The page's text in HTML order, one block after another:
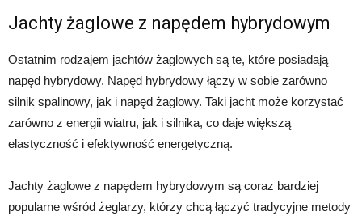
Jachty żaglowe z napędem hybrydowym
Ostatnim rodzajem jachtów żaglowych są te, które posiadają
napęd hybrydowy. Napęd hybrydowy łączy w sobie zarówno
silnik spalinowy, jak i napęd żaglowy. Taki jacht może korzystać
zarówno z energii wiatru, jak i silnika, co daje większą
elastyczność i efektywność energetyczną.
Jachty żaglowe z napędem hybrydowym są coraz bardziej
popularne wśród żeglarzy, którzy chcą łączyć tradycyjne metody